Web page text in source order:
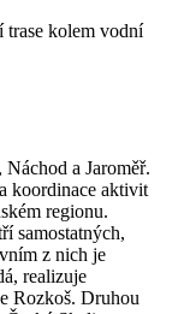
trase kolem vodní
a Jaroměř.
koordinace aktivit
regionu.
samostatných,
z nich je
realizuje
Rozkoš. Druhou